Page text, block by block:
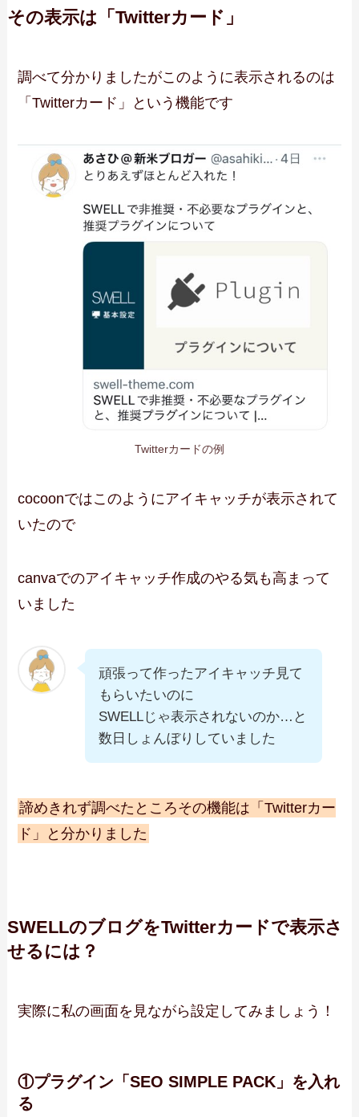
その表示は「Twitterカード」
調べて分かりましたがこのように表示されるのは
「Twitterカード」という機能です
Twitterカードの例
cocoonではこのようにアイキャッチが表示されて
いたので
canvaでのアイキャッチ作成のやる気も高まって
いました
頑張って作ったアイキャッチ見て
もらいたいのに
SWELLじゃ表示されないのか…と
数日しょんぼりしていました
諦めきれず調べたところその機能は「Twitterカー
ド」と分かりました
SWELLのブログをTwitterカードで表示さ
せるには？
実際に私の画面を見ながら設定してみましょう！
①プラグイン「SEO SIMPLE PACK」を入れ
る